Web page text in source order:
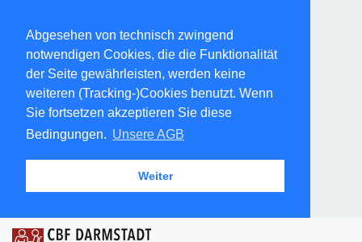
Abgesehen von technisch zwingend
notwendigen Cookies, die die Funktionalität
der Seite gewährleisten, werden keine
weiteren (Tracking-)Cookies benutzt. Wenn
Sie fortsetzen akzeptieren Sie diese
Bedingungen. Unsere AGB
Weiter